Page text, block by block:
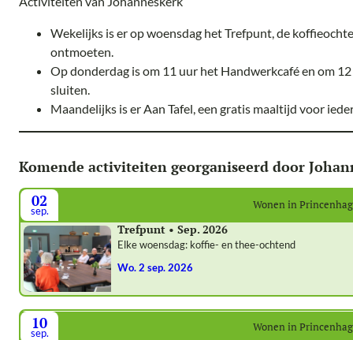
Wekelijks is er op woensdag het Trefpunt, de
ontmoeten.
Op donderdag is om 11 uur het Handwerkcafé en om
sluiten.
Maandelijks is er Aan Tafel, een gratis maaltijd voor
Komende activiteiten georganiseerd door
02
sep. Wonen in
Trefpunt • Sep. 2026
Elke woensdag: koffie- en thee-ochtend
wo. 2 sep. 2026
10
sep. Wonen in